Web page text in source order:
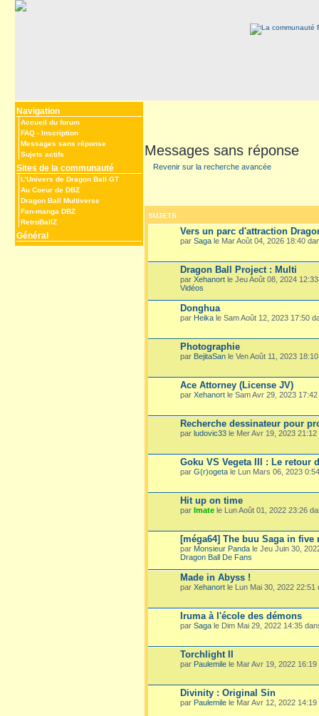
Navigation
Accueil du forum
FAQ - Inscription
Messages sans réponse
Sujets actifs
Sites de la communauté
L’Univers de Dragon Ball GT
Au Coeur de DBZ
Dragon Ball Multiverse
Fan-manga DBZ
RetroBallZ
Général
Messages sans réponse
Revenir sur la recherche avancée
SUJETS
Vers un parc d'attraction
par Saga le Mar Août 04, 2026 18:40
Dragon Ball Project : Multi
par Xehanort le Jeu Août 08, 2024
Vidéos
Donghua
par Heika le Sam Août 12, 2023 17:50
Photographie
par BejitaSan le Ven Août 11, 2023
Ace Attorney (License JV)
par Xehanort le Sam Avr 29, 2023
Recherche dessinateur pour
par ludovic33 le Mer Avr 19, 2023
Goku VS Vegeta III : Le retour
par G(r)ogeta le Lun Mars 06, 2023
Hit up on time
par Imate le Lun Août 01, 2022 23:26
[méga64] The buu Saga in five
par Monsieur Panda le Jeu Juin 30,
Dragon Ball De Fans
Made in Abyss !
par Xehanort le Lun Mai 30, 2022 22:51
Iruma à l'école des démons
par Saga le Dim Mai 29, 2022 14:35
Torchlight II
par Paulemile le Mar Avr 19, 2022
Divinity : Original Sin
par Paulemile le Mar Avr 12, 2022